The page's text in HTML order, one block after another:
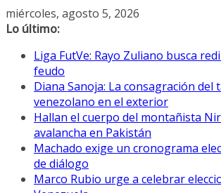
Saltar
al
miércoles, agosto 5, 2026
Lo último:
Liga FutVe: Rayo Zuliano busca
feudo
Diana Sanoja: La consagración del
venezolano en el exterior
Hallan el cuerpo del montañista
avalancha en Pakistán
Machado exige un cronograma
de diálogo
Marco Rubio urge a celebrar